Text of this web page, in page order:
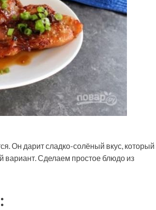
Он дарит сладко-солёный вкус, который
вариант. Сделаем простое блюдо из